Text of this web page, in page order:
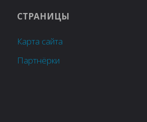
СТРАНИЦЫ
Карта сайта
Партнёрки